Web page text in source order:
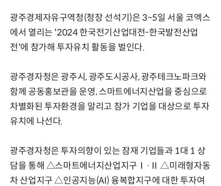
광주경제자유구역청(청장 선석기)은 3~5일 서울 코엑스
에서 열리는 '2024 한국전기산업대전-한국발전산업
전'에 참가해 투자유치 활동을 벌인다.
광주경자청은 광주시, 광주도시공사, 광주테크노파크와
함께 공동홍보관을 운영, 스마트에너지산업을 중심으로
차별화된 투자환경을 알리고 참가 기업을 대상으로 투자
유치에 나선다.
광주경자청은 투자의향이 있는 잠재 기업들과 1대 1 상
담을 통해 △스마트에너지산업지구Ⅰ·Ⅱ △미래형자동
차 산업지구 △인공지능(AI) 융복합지구에 대한 투자여